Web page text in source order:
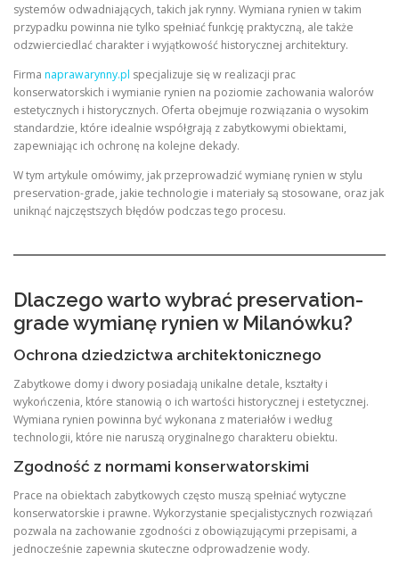
systemów odwadniających, takich jak rynny. Wymiana rynien w takim
przypadku powinna nie tylko spełniać funkcję praktyczną, ale także
odzwierciedlać charakter i wyjątkowość historycznej architektury.
Firma naprawarynny.pl specjalizuje się w realizacji prac
konserwatorskich i wymianie rynien na poziomie zachowania walorów
estetycznych i historycznych. Oferta obejmuje rozwiązania o wysokim
standardzie, które idealnie współgrają z zabytkowymi obiektami,
zapewniając ich ochronę na kolejne dekady.
W tym artykule omówimy, jak przeprowadzić wymianę rynien w stylu
preservation-grade, jakie technologie i materiały są stosowane, oraz jak
uniknąć najczęstszych błędów podczas tego procesu.
Dlaczego warto wybrać preservation-
grade wymianę rynien w Milanówku?
Ochrona dziedzictwa architektonicznego
Zabytkowe domy i dwory posiadają unikalne detale, kształty i
wykończenia, które stanowią o ich wartości historycznej i estetycznej.
Wymiana rynien powinna być wykonana z materiałów i według
technologii, które nie naruszą oryginalnego charakteru obiektu.
Zgodność z normami konserwatorskimi
Prace na obiektach zabytkowych często muszą spełniać wytyczne
konserwatorskie i prawne. Wykorzystanie specjalistycznych rozwiązań
pozwala na zachowanie zgodności z obowiązującymi przepisami, a
jednocześnie zapewnia skuteczne odprowadzenie wody.